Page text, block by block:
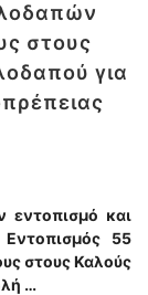
στους
για
εντοπισμό και
55
στους Καλούς
…